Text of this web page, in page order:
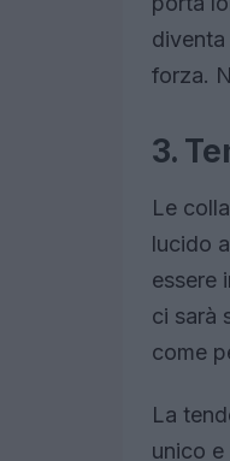
forza.
3.
Le
lucido
essere
ci sarà
come
La
unico